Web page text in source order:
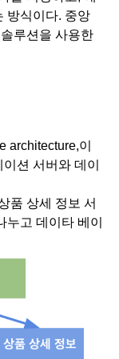
방식이다. 중앙
루션을 사용한
architecture,이
션 서버와 데이
품 상세 정보 서
고 데이타 베이